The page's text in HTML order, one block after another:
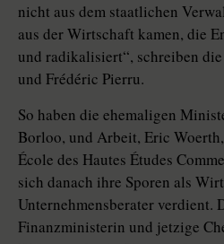
nicht aus dem staatlichen
aus der Wirtschaft kamen, die
und radikalisiert“, schreiben
und Frédéric Pierru.
So haben die ehemaligen
Borloo, und Arbeit, Eric
École des Hautes Études
sich danach ihre Sporen als
Unternehmensberater verdient.
Finanzministerin und jetzige